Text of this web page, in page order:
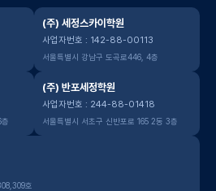
(주) 세정스카이학원
사업자번호 : 142-88-00113
서울특별시 강남구 도곡로446, 4층
(주) 반포세정학원
사업자번호 : 244-88-01418
서울특별시 서초구 신반포로 165 2동 3층
호